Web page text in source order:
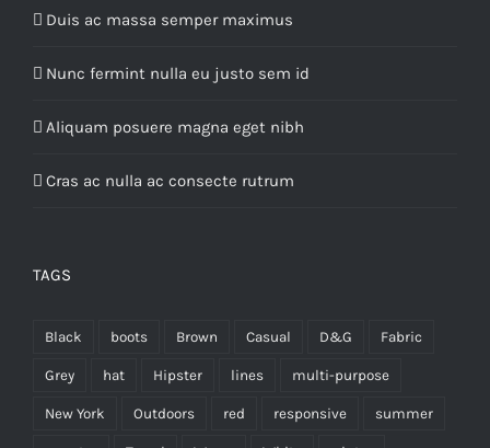
Duis ac massa semper maximus
Nunc fermint nulla eu justo sem id
Aliquam posuere magna eget nibh
Cras ac nulla ac consecte rutrum
TAGS
Black boots Brown Casual D&G Fabric
Grey hat Hipster lines multi-purpose
New York Outdoors red responsive summer